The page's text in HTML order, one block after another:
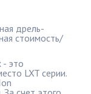
дрель-
стоимость/
- это
LXT серии.